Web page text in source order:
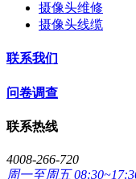
摄像头维修
摄像头线缆
联系我们
问卷调查
联系热线
4008-266-720
周一至周五